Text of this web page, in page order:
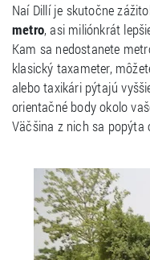
Naí Dillí je skutočne
metro, asi miliónkrát
Kam sa nedostanete
klasický taxameter,
alebo taxikári pýtajú
orientačné body okolo
Väčšina z nich sa